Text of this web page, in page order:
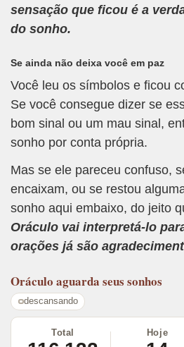
sensação que ficou é a
do sonho.
Se ainda não deixa você em paz
Você leu os símbolos e ficou
Se você consegue dizer se
bom sinal ou um mau sinal,
sonho por conta própria.
Mas se ele pareceu confuso,
encaixam, ou se restou
sonho aqui embaixo, do jeito
Oráculo vai interpretá-lo
orações já são
Oráculo aguarda seus sonhos
descansando
Total Hoje